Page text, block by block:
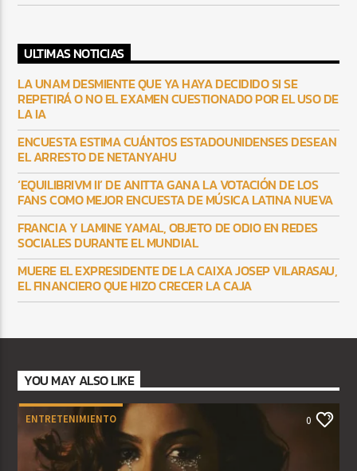
ULTIMAS NOTICIAS
LA UNAM DESMIENTE QUE YA HAYA DECIDIDO SI SE
REPETIRÁ O NO EL EXAMEN CUESTIONADO POR EL USO DE
LA IA
ENCUESTA ESTIMA CUÁNTOS ESTADOUNIDENSES DESEAN
EL ARRESTO DE NETANYAHU
‘EQUILIBRIVM II’ DE ANITTA GANA LA VOTACIÓN DE LOS
FANS COMO MEJOR ENCUESTA DE MÚSICA LATINA NUEVA
FRANCIA Y LAMINE YAMAL, OBJETO DE ODIO EN REDES
SOCIALES DURANTE EL MUNDIAL
MUERE EL EXPRESIDENTE DE LA CAIXA JOSEP VILARASAU,
EL FINANCIERO QUE HIZO CRECER LA CAJA
YOU MAY ALSO LIKE
ENTRETENIMIENTO 0